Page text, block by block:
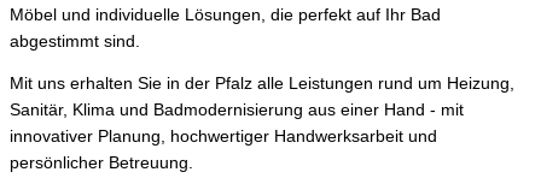
Möbel und individuelle Lösungen, die perfekt auf Ihr Bad
abgestimmt sind.
Mit uns erhalten Sie in der Pfalz alle Leistungen rund um Heizung,
Sanitär, Klima und Badmodernisierung aus einer Hand - mit
innovativer Planung, hochwertiger Handwerksarbeit und
persönlicher Betreuung.